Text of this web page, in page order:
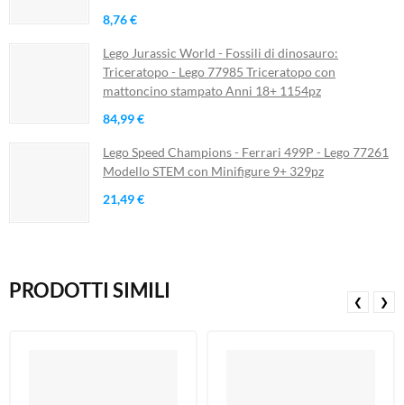
8,76 €
Lego Jurassic World - Fossili di dinosauro:
Triceratopo - Lego 77985 Triceratopo con
mattoncino stampato Anni 18+ 1154pz
84,99 €
Lego Speed Champions - Ferrari 499P - Lego 77261
Modello STEM con Minifigure 9+ 329pz
21,49 €
PRODOTTI SIMILI ❮ ❯